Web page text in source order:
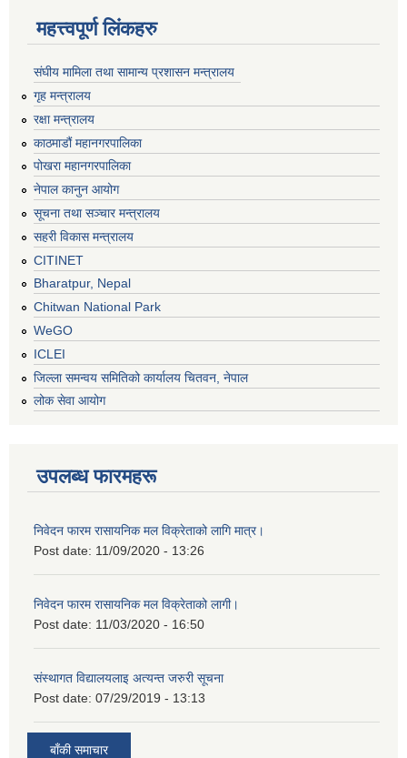
महत्त्वपूर्ण लिंकहरु
संघीय मामिला तथा सामान्य प्रशासन मन्त्रालय
गृह मन्त्रालय
रक्षा मन्त्रालय
काठमाडौं महानगरपालिका
पोखरा महानगरपालिका
नेपाल कानुन आयोग
सूचना तथा सञ्चार मन्त्रालय
सहरी विकास मन्त्रालय
CITINET
Bharatpur, Nepal
Chitwan National Park
WeGO
ICLEI
जिल्ला समन्वय समितिको कार्यालय चितवन, नेपाल
लोक सेवा आयोग
उपलब्ध फारमहरू
निवेदन फारम रासायनिक मल विक्रेताको लागि मात्र।
Post date: 11/09/2020 - 13:26
निवेदन फारम रासायनिक मल विक्रेताको लागी।
Post date: 11/03/2020 - 16:50
संस्थागत विद्यालयलाइ अत्यन्त जरुरी सूचना
Post date: 07/29/2019 - 13:13
बाँकी समाचार